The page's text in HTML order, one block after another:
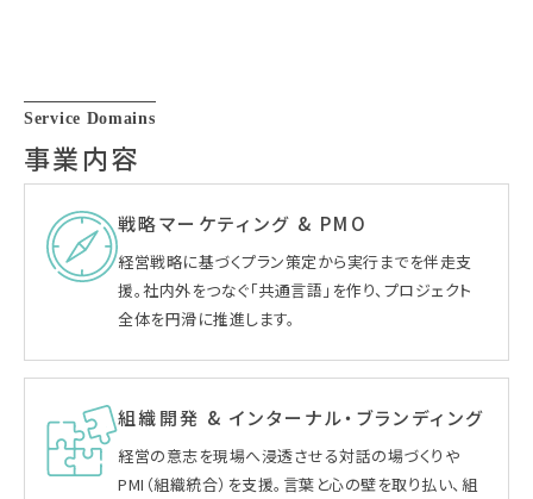
Service Domains
事業内容
戦略マーケティング & PMO
経営戦略に基づくプラン策定から実行までを伴走支
援。社内外をつなぐ「共通言語」を作り、プロジェクト
全体を円滑に推進します。
組織開発 & インターナル・ブランディング
経営の意志を現場へ浸透させる対話の場づくりや
PMI（組織統合）を支援。言葉と心の壁を取り払い、組